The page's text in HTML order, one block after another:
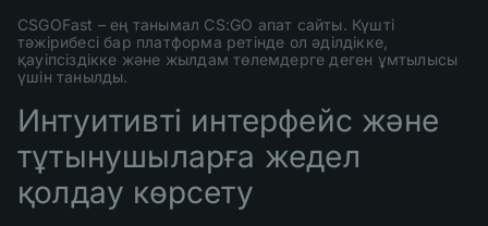
CSGOFast – ең танымал CS:GO апат сайты. Күшті
тәжірибесі бар платформа ретінде ол әділдікке,
қауіпсіздікке және жылдам төлемдерге деген ұмтылысы
үшін танылды.
Интуитивті интерфейс және
тұтынушыларға жедел
қолдау көрсету